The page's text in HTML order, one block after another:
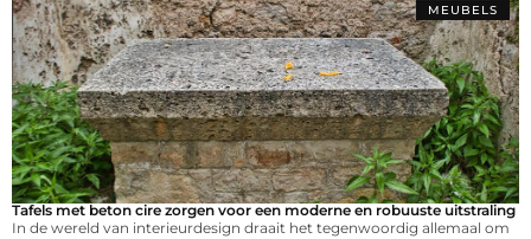
MEUBELS
Tafels met beton cire zorgen voor een moderne en robuuste uitstraling
In de wereld van interieurdesign draait het tegenwoordig allemaal om